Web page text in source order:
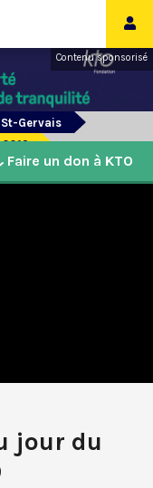
Contenu sponsorisé
Gervais
jour du
Faire un don à KTO